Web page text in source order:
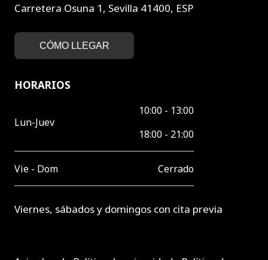
Carretera Osuna 1, Sevilla 41400, ESP
CÓMO LLEGAR
HORARIOS
Lun-Juev
10:00 - 13:00
18:00 - 21:00
Vie - Dom Cerrado
Viernes, sábados y domingos con cita previa